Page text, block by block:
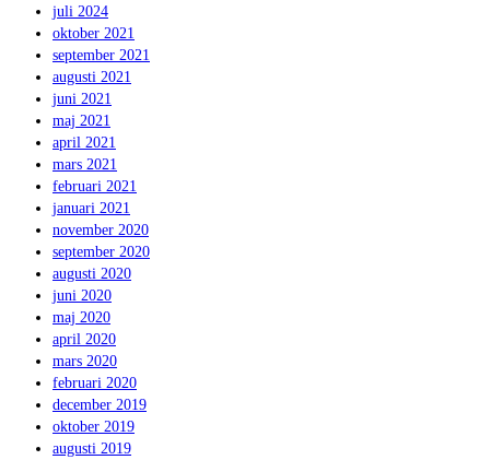
juli 2024
oktober 2021
september 2021
augusti 2021
juni 2021
maj 2021
april 2021
mars 2021
februari 2021
januari 2021
november 2020
september 2020
augusti 2020
juni 2020
maj 2020
april 2020
mars 2020
februari 2020
december 2019
oktober 2019
augusti 2019